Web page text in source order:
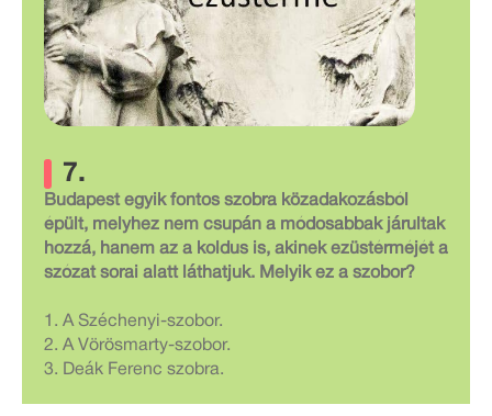
7.
Budapest egyik fontos szobra közadakozásból
épült, melyhez nem csupán a módosabbak járultak
hozzá, hanem az a koldus is, akinek ezüstérméjét a
szózat sorai alatt láthatjuk. Melyik ez a szobor?
1. A Széchenyi-szobor.
2. A Vörösmarty-szobor.
3. Deák Ferenc szobra.